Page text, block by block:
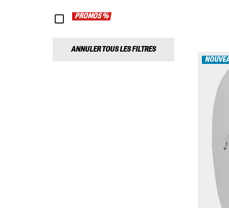
PROMOS %
ANNULER TOUS LES FILTRES